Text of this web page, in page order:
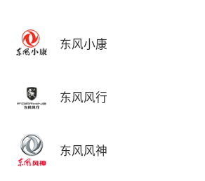
东风小康
东风风行
东风风神